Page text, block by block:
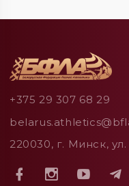
+375 29 307 68 29
220030, г. Минск,